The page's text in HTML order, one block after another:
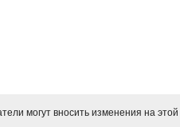
могут вносить изменения на